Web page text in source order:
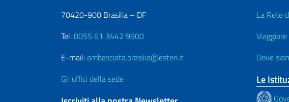
70420-900 Brasilia – DF
Tel:0055 61 3442 9900
E-mail:ambasciata.brasilia@esteri.it
Gli uffici della sede
La Rete
Dove
Le